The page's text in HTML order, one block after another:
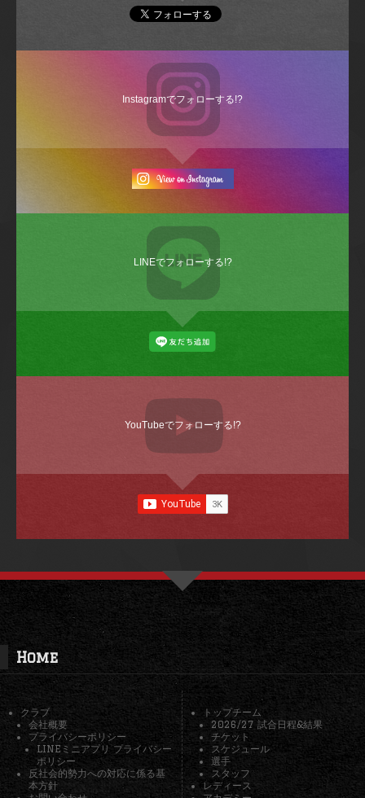
Instagramでフォローする!?
LINEでフォローする!?
YouTubeでフォローする!?
Home
クラブ
会社概要
プライバシーポリシー
LINEミニアプリ プライバシー
ポリシー
反社会的勢力への対応に係る基
本方針
トップチーム
2026/27 試合日程&結果
チケット
スケジュール
選手
スタッフ
レディース